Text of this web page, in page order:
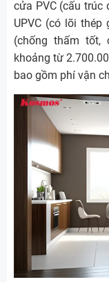
cửa PVC (cấu trúc
UPVC (có lõi
(chống thấm tốt,
khoảng từ
bao gồm phí vận